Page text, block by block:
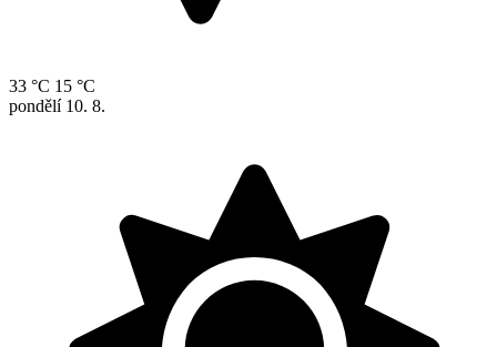
33 °C 15 °C
pondělí 10. 8.